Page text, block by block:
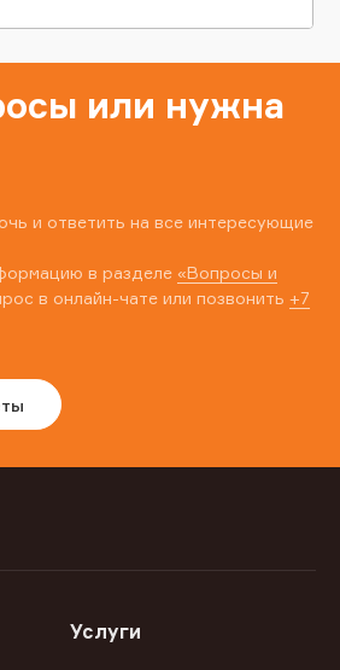
или нужна
и ответить на все интересующие
в разделе «Вопросы и
в онлайн-чате или позвонить +7
Услуги